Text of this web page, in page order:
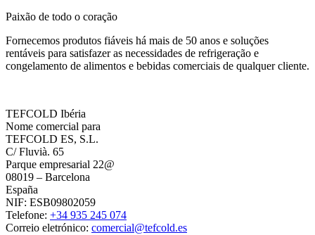
Paixão de todo o coração
Fornecemos produtos fiáveis há mais de 50 anos e soluções
rentáveis para satisfazer as necessidades de refrigeração e
congelamento de alimentos e bebidas comerciais de qualquer cliente.
TEFCOLD Ibéria
Nome comercial para
TEFCOLD ES, S.L.
C/ Fluvià. 65
Parque empresarial 22@
08019 – Barcelona
España
NIF: ESB09802059
Telefone: +34 935 245 074
Correio eletrónico: comercial@tefcold.es